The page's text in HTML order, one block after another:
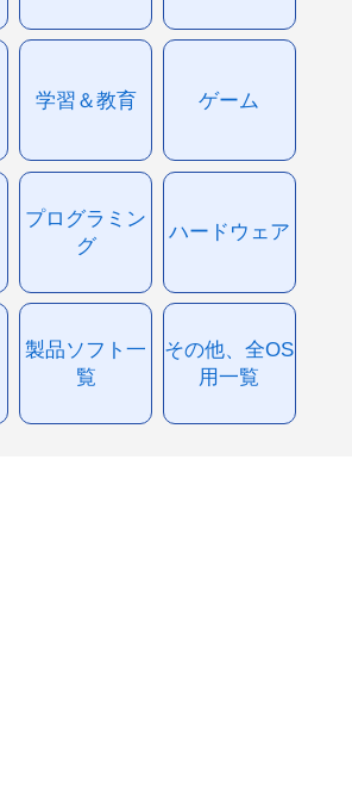
学習＆教育 ゲーム
プログラミン
グ
ハードウェア
製品ソフト一
覧
その他、全OS
用一覧